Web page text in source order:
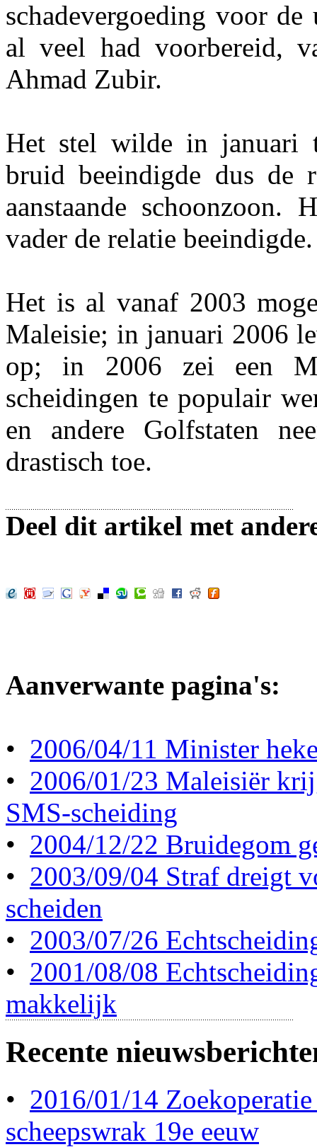
schadevergoeding voor
al veel had voorbereid,
Ahmad Zubir.
Het stel wilde in januari
bruid beeindigde dus de
aanstaande
vader de relatie beeindigde.
Het is al vanaf 2003
Maleisie; in januari 2006
op; in 2006 zei een
scheidingen te populair
en andere Golfstaten
drastisch toe.
Deel dit artikel met
Aanverwante pagina's:
• 2006/04/11 Minister
• 2006/01/23 Maleisiër
SMS-scheiding
• 2004/12/22 Bruidegom
• 2003/09/04 Straf dreigt
scheiden
• 2003/07/26
• 2001/08/08
makkelijk
Recente
• 2016/01/14
scheepswrak 19e eeuw